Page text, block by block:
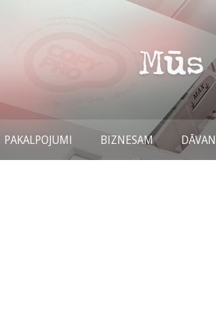
PAKALPOJUMI BIZNESAM